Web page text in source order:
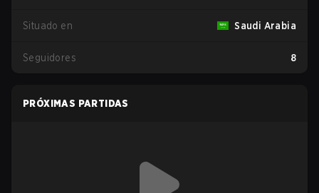
Situado en Saudi Arabia
Seguidores 8
PRÓXIMAS PARTIDAS